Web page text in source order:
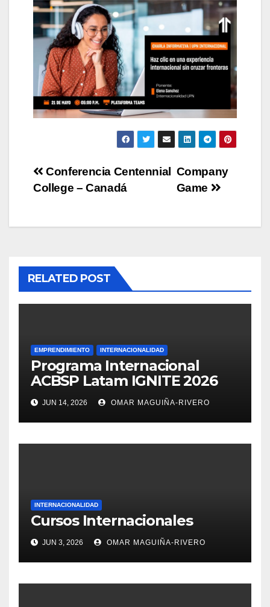
Navegación
entradas
Company
Game
Conferencia Centennial
College – Canadá
RELATED POST
EMPRENDIMIENTO INTERNACIONALIDAD
Programa Internacional
ACBSP Latam IGNITE 2026
JUN 14, 2026 OMAR MAGUIÑA-RIVERO
INTERNACIONALIDAD
Cursos Internacionales
JUN 3, 2026 OMAR MAGUIÑA-RIVERO